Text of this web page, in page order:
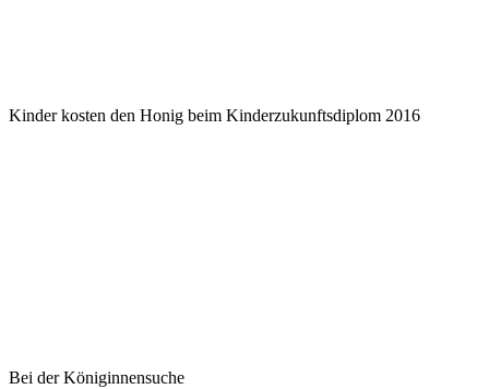
Kinder kosten den Honig beim Kinderzukunftsdiplom 2016
Bei der Königinnensuche